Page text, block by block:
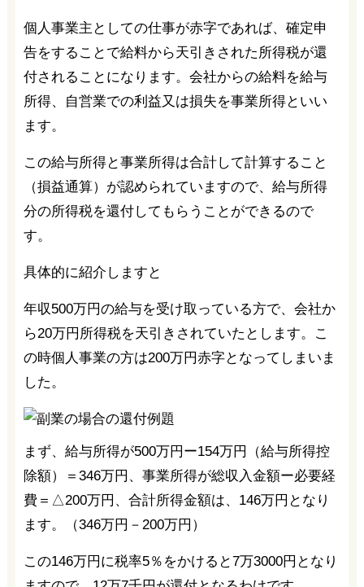
個人事業主としての仕事が赤字であれば、確定申
告をすることで給料から天引きされた所得税が還
付されることになります。会社からの給料を給与
所得、自営業での利益又は損失を事業所得といい
ます。
この給与所得と事業所得は合計して計算すること
（損益通算）が認められていますので、給与所得
分の所得税を還付してもらうことができるので
す。
具体的に紹介しますと
年収500万円の給与を受け取っている方で、会社か
ら20万円所得税を天引きされていたとします。こ
の時個人事業の方は200万円赤字となってしまいま
した。
まず、給与所得が500万円ー154万円（給与所得控
除額）＝346万円、事業所得が総収入金額ー必要経
費＝△200万円、合計所得金額は、146万円となり
ます。（346万円－200万円）
この146万円に税率5％をかけると7万3000円となり